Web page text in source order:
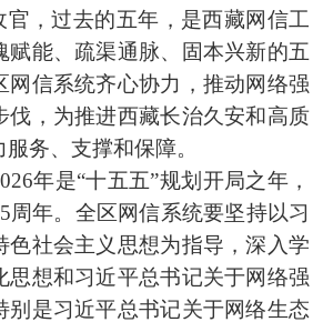
官，过去的五年，是西藏网信工
赋能、疏渠通脉、固本兴新的五
网信系统齐心协力，推动网络强
伐，为推进西藏长治久安和高质
务、支撑和保障。
年是“十五五”规划开局之年，
周年。全区网信系统要坚持以习
色社会主义思想为指导，深入学
思想和习近平总书记关于网络强
别是习近平总书记关于网络生态